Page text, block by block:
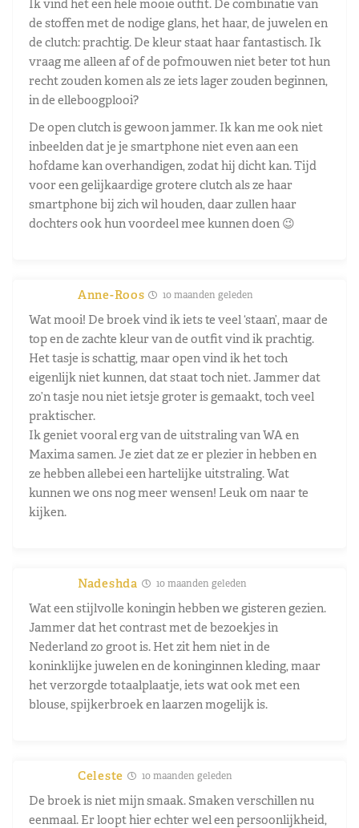
Ik vind het een hele mooie outfit. De combinatie van
de stoffen met de nodige glans, het haar, de juwelen en
de clutch: prachtig. De kleur staat haar fantastisch. Ik
vraag me alleen af of de pofmouwen niet beter tot hun
recht zouden komen als ze iets lager zouden beginnen,
in de elleboogplooi?
De open clutch is gewoon jammer. Ik kan me ook niet
inbeelden dat je je smartphone niet even aan een
hofdame kan overhandigen, zodat hij dicht kan. Tijd
voor een gelijkaardige grotere clutch als ze haar
smartphone bij zich wil houden, daar zullen haar
dochters ook hun voordeel mee kunnen doen 😉
Anne-Roos 10 maanden geleden
Wat mooi! De broek vind ik iets te veel ‘staan’, maar de
top en de zachte kleur van de outfit vind ik prachtig.
Het tasje is schattig, maar open vind ik het toch
eigenlijk niet kunnen, dat staat toch niet. Jammer dat
zo’n tasje nou niet ietsje groter is gemaakt, toch veel
praktischer.
Ik geniet vooral erg van de uitstraling van WA en
Maxima samen. Je ziet dat ze er plezier in hebben en
ze hebben allebei een hartelijke uitstraling. Wat
kunnen we ons nog meer wensen! Leuk om naar te
kijken.
Nadeshda 10 maanden geleden
Wat een stijlvolle koningin hebben we gisteren gezien.
Jammer dat het contrast met de bezoekjes in
Nederland zo groot is. Het zit hem niet in de
koninklijke juwelen en de koninginnen kleding, maar
het verzorgde totaalplaatje, iets wat ook met een
blouse, spijkerbroek en laarzen mogelijk is.
Celeste 10 maanden geleden
De broek is niet mijn smaak. Smaken verschillen nu
eenmaal. Er loopt hier echter wel een persoonlijkheid,